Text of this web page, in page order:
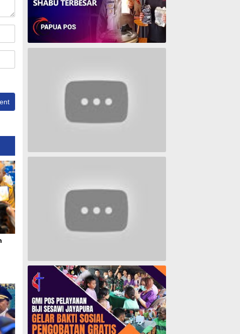
Polresta Jayapura Berhasil ungkap jaringan peredaran shabu terbesar
Lagu Timur yang Paling 2022
Lagu Rohani Tanpa Iklan - Lagu Pujian dan Penyembahan Paskah 2022